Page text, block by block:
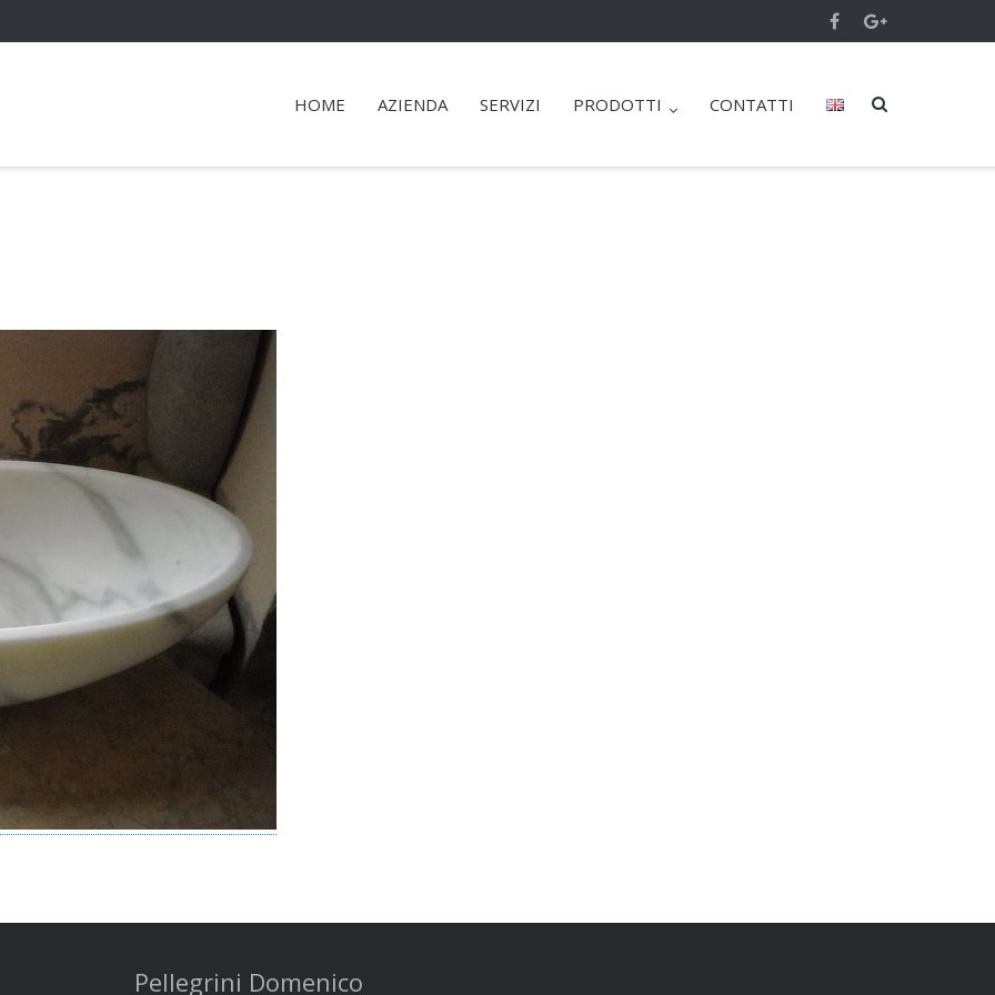
HOME AZIENDA SERVIZI PRODOTTI CONTATTI
Pellegrini Domenico